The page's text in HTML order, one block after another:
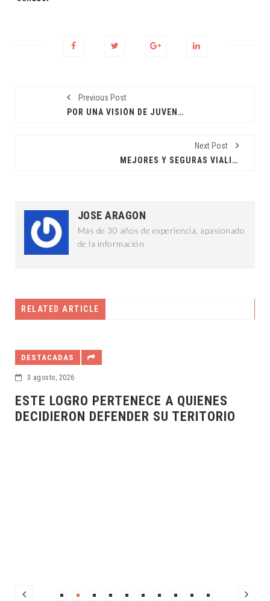
Previous Post
POR UNA VISIÓN DE JUVENTUDES
Next Post
MEJORES Y SEGURAS VIALIDADES
JOSE ARAGON
Más de 30 años de experiencia, apasionado
de la información
RELATED ARTICLE
DESTACADAS
31 julio, 2026
ÁLVAREZ MAYNES PROMUEVE
POPULAR